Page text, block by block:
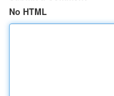
No HTML